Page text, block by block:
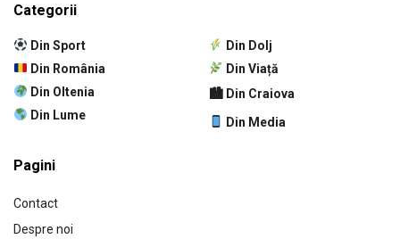
Categorii
Din Sport
Din România
Din Oltenia
Din Lume
Din Dolj
Din Viață
🏙 Din Craiova
Din Media
Pagini
Contact
Despre noi